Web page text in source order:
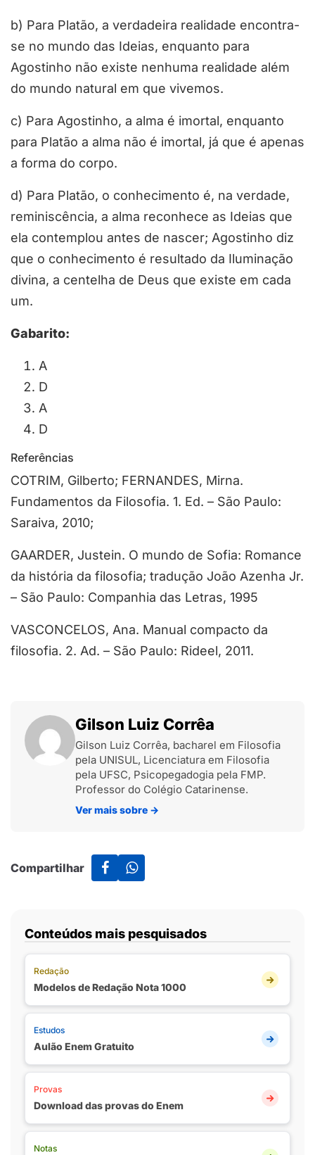
b) Para Platão, a verdadeira realidade encontra-
se no mundo das Ideias, enquanto para
Agostinho não existe nenhuma realidade além
do mundo natural em que vivemos.
c) Para Agostinho, a alma é imortal, enquanto
para Platão a alma não é imortal, já que é apenas
a forma do corpo.
d) Para Platão, o conhecimento é, na verdade,
reminiscência, a alma reconhece as Ideias que
ela contemplou antes de nascer; Agostinho diz
que o conhecimento é resultado da Iluminação
divina, a centelha de Deus que existe em cada
um.
Gabarito:
A
D
A
D
Referências
COTRIM, Gilberto; FERNANDES, Mirna.
Fundamentos da Filosofia. 1. Ed. – São Paulo:
Saraiva, 2010;
GAARDER, Justein. O mundo de Sofia: Romance
da história da filosofia; tradução João Azenha Jr.
– São Paulo: Companhia das Letras, 1995
VASCONCELOS, Ana. Manual compacto da
filosofia. 2. Ad. – São Paulo: Rideel, 2011.
Gilson Luiz Corrêa
Gilson Luiz Corrêa, bacharel em Filosofia
pela UNISUL, Licenciatura em Filosofia
pela UFSC, Psicopegadogia pela FMP.
Professor do Colégio Catarinense.
Ver mais sobre →
Compartilhar
Conteúdos mais pesquisados
Redação
Modelos de Redação Nota 1000
Estudos
Aulão Enem Gratuito
Provas
Download das provas do Enem
Notas